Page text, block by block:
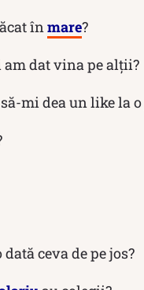
în mare?
am dat vina pe alții?
mi dea un like la o
ceva de pe jos?